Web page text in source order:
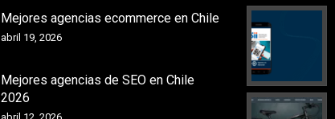
Mejores agencias ecommerce en Chile
abril 19, 2026
Mejores agencias de SEO en Chile
2026